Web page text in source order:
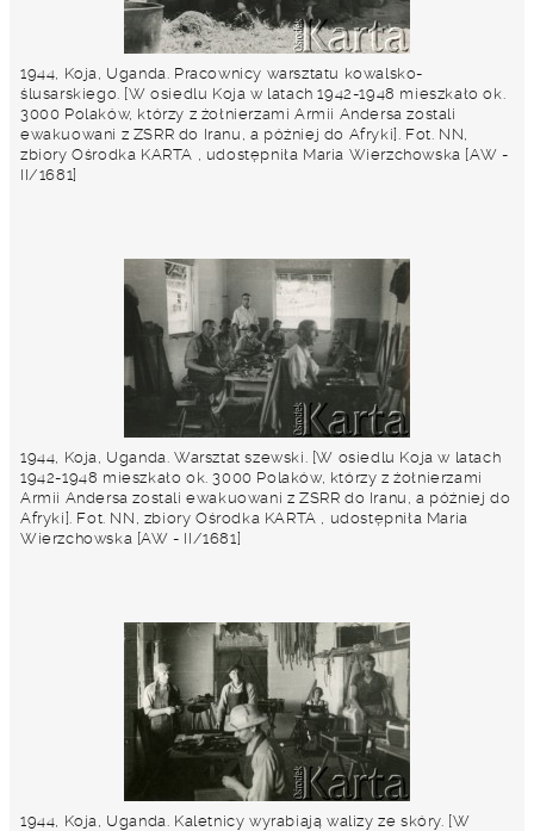
1944, Koja, Uganda. Pracownicy warsztatu kowalsko-
ślusarskiego. [W osiedlu Koja w latach 1942-1948 mieszkało ok.
3000 Polaków, którzy z żołnierzami Armii Andersa zostali
ewakuowani z ZSRR do Iranu, a później do Afryki]. Fot. NN,
zbiory Ośrodka KARTA , udostępniła Maria Wierzchowska [AW -
II/1681]
1944, Koja, Uganda. Warsztat szewski. [W osiedlu Koja w latach
1942-1948 mieszkało ok. 3000 Polaków, którzy z żołnierzami
Armii Andersa zostali ewakuowani z ZSRR do Iranu, a później do
Afryki]. Fot. NN, zbiory Ośrodka KARTA , udostępniła Maria
Wierzchowska [AW - II/1681]
1944, Koja, Uganda. Kaletnicy wyrabiają walizy ze skóry. [W